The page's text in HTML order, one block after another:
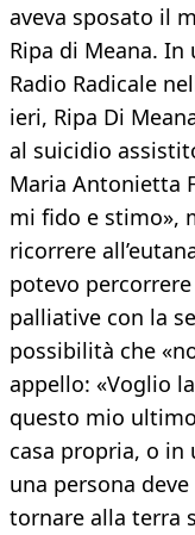
aveva sposato il
Ripa di Meana.
Radio Radicale
ieri, Ripa Di
al suicidio
Maria Antonietta
mi fido e stimo»,
ricorrere
potevo
palliative con la
possibilità che
appello: «Voglio
questo mio
casa propria, o in
una persona
tornare alla terra